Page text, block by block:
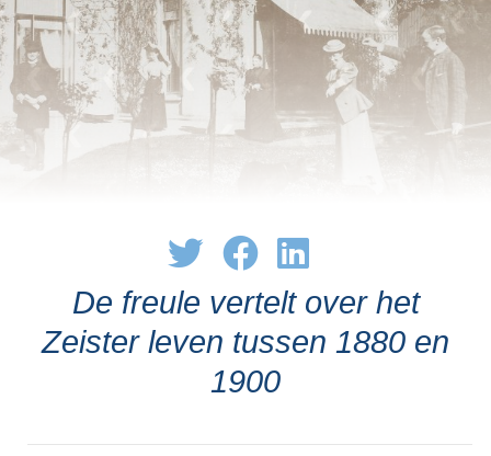
De freule vertelt over het
Zeister leven tussen 1880 en
1900